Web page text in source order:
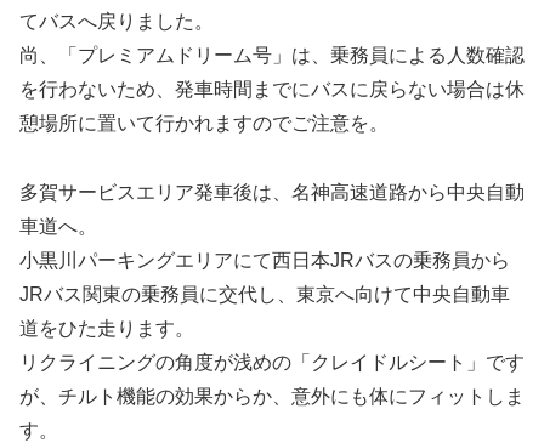
てバスへ戻りました。
尚、「プレミアムドリーム号」は、乗務員による人数確認
を行わないため、発車時間までにバスに戻らない場合は休
憩場所に置いて行かれますのでご注意を。
多賀サービスエリア発車後は、名神高速道路から中央自動
車道へ。
小黒川パーキングエリアにて西日本JRバスの乗務員から
JRバス関東の乗務員に交代し、東京へ向けて中央自動車
道をひた走ります。
リクライニングの角度が浅めの「クレイドルシート」です
が、チルト機能の効果からか、意外にも体にフィットしま
す。